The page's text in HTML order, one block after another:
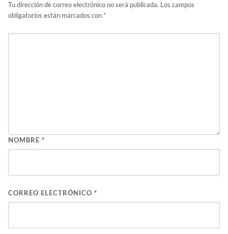
Tu dirección de correo electrónico no será publicada. Los campos
obligatorios están marcados con *
NOMBRE *
CORREO ELECTRÓNICO *